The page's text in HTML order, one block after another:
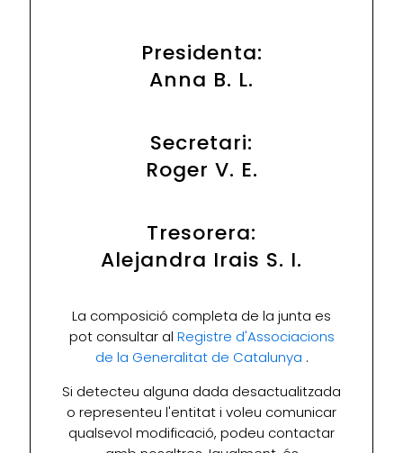
Presidenta:
Anna B. L.
Secretari:
Roger V. E.
Tresorera:
Alejandra Irais S. I.
La composició completa de la junta es
pot consultar al Registre d'Associacions
de la Generalitat de Catalunya .
Si detecteu alguna dada desactualitzada
o representeu l'entitat i voleu comunicar
qualsevol modificació, podeu contactar